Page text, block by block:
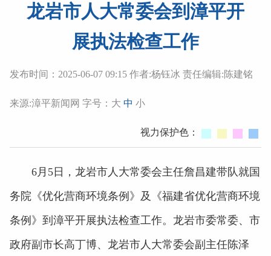
龙岩市人大常委会到漳平开
展执法检查工作
发布时间：2025-06-07 09:15 作者:杨钰冰 责任编辑:陈建铭
来源:漳平新闻网 字号： 大 中 小
视力保护色：
6月5日，龙岩市人大常委会主任詹昌建带队就国
务院《优化营商环境条例》及《福建省优化营商环境
条例》到漳平开展执法检查工作。龙岩市委常委、市
政府副市长高丁博、龙岩市人大常委会副主任陈泽